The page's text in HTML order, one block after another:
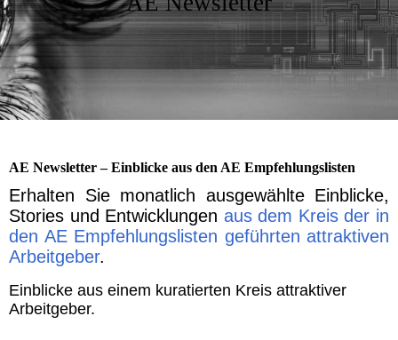
AE Newsletter – Einblicke aus den AE Empfehlungslisten
Erhalten Sie monatlich ausgewählte Einblicke,
Stories und Entwicklungen aus dem Kreis der in
den AE Empfehlungslisten geführten attraktiven
Arbeitgeber.
Einblicke aus einem kuratierten Kreis attraktiver
Arbeitgeber.